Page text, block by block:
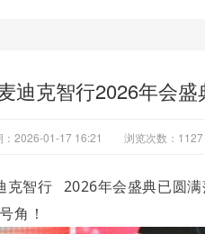
迪克智行2026年会
：2026-01-17 16:21 浏览次数： 1127
克智行 2026年会盛典已圆
角！